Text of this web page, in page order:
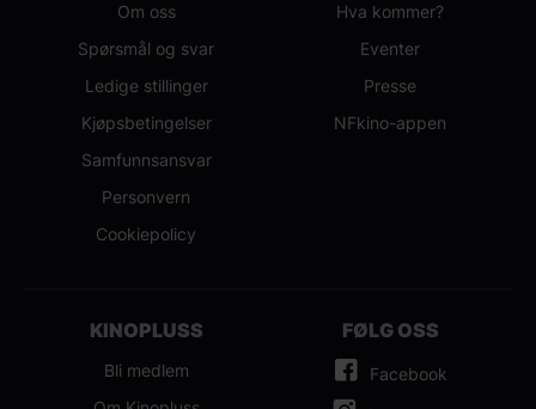
Om oss
Spørsmål og svar
Ledige stillinger
Kjøpsbetingelser
Samfunnsansvar
Personvern
Cookiepolicy
Hva kommer?
Eventer
Presse
NFkino-appen
KINOPLUSS
Bli medlem
FØLG OSS
Facebook